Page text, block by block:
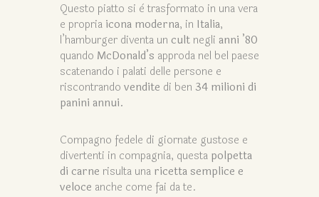
Questo piatto si è trasformato in una vera
e propria icona moderna, in Italia,
l’hamburger diventa un cult negli anni ’80
quando McDonald’s approda nel bel paese
scatenando i palati delle persone e
riscontrando vendite di ben 34 milioni di
panini annui.
Compagno fedele di giornate gustose e
divertenti in compagnia, questa polpetta
di carne risulta una ricetta semplice e
veloce anche come fai da te.